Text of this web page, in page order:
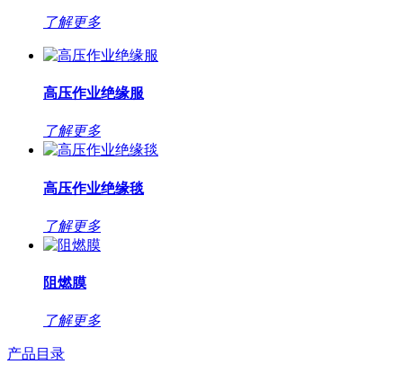
了解更多
高压作业绝缘服
了解更多
高压作业绝缘毯
了解更多
阻燃膜
了解更多
产品目录